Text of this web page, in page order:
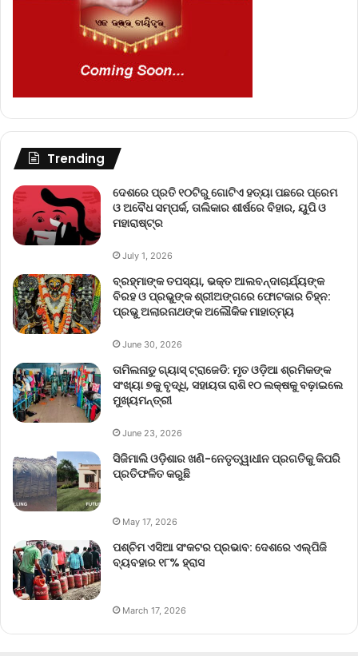
Trending
ଦେଶରେ ପ୍ରତି ୧୦ଟିରୁ ଗୋଟିଏ ହତ୍ୟା ପଛରେ ପ୍ରେମ
ଓ ଅବୈଧ ସମ୍ପର୍କ, ତାଲିକାର ଶୀର୍ଷରେ ବିହାର, ୟୁପି ଓ
ମହାରାଷ୍ଟ୍ର
July 1, 2026
ବ୍ରହ୍ମାଙ୍କ ତପସ୍ୟା, ଭକ୍ତ ଆଲବନ୍ଦାଚାର୍ଯ୍ୟଙ୍କ
ବିରହ ଓ ପ୍ରଭୁଙ୍କ ଶ୍ରୀଅଙ୍ଗରେ ଫୋଟକାର ଚିହ୍ନ:
ପ୍ରଭୁ ଅଲାରନାଥଙ୍କ ଅଲୌକିକ ମାହାତ୍ମ୍ୟ
June 30, 2026
ତାମିଲନାଡୁ ଗ୍ୟାସ୍ ଟ୍ରାଜେଡି: ମୃତ ଓଡ଼ିଆ ଶ୍ରମିକଙ୍କ
ସଂଖ୍ୟା ୭କୁ ବୃଦ୍ଧି, ସହାୟତା ରାଶି ୧୦ ଲକ୍ଷକୁ ବଢ଼ାଇଲେ
ମୁଖ୍ୟମନ୍ତ୍ରୀ
June 23, 2026
ସିଜିମାଲି ଓଡ଼ିଶାର ଖଣି-ନେତୃତ୍ୱାଧୀନ ପ୍ରଗତିକୁ କିପରି
ପ୍ରତିଫଳିତ କରୁଛି
May 17, 2026
ପଶ୍ଚିମ ଏସିଆ ସଂକଟର ପ୍ରଭାବ: ଦେଶରେ ଏଲ୍‌ପିଜି
ବ୍ୟବହାର ୧୮% ହ୍ରାସ
March 17, 2026